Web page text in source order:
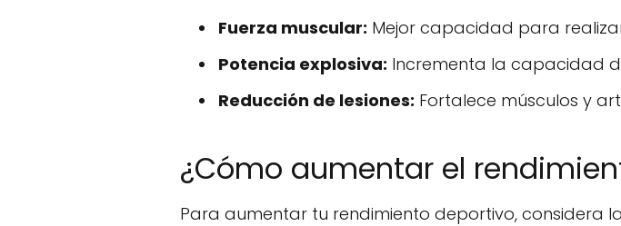
Fuerza muscular: Mejor capacidad para
Potencia explosiva: Incrementa la capacidad
Reducción de lesiones: Fortalece músculos y
¿Cómo aumentar el
Para aumentar tu rendimiento deportivo, considera